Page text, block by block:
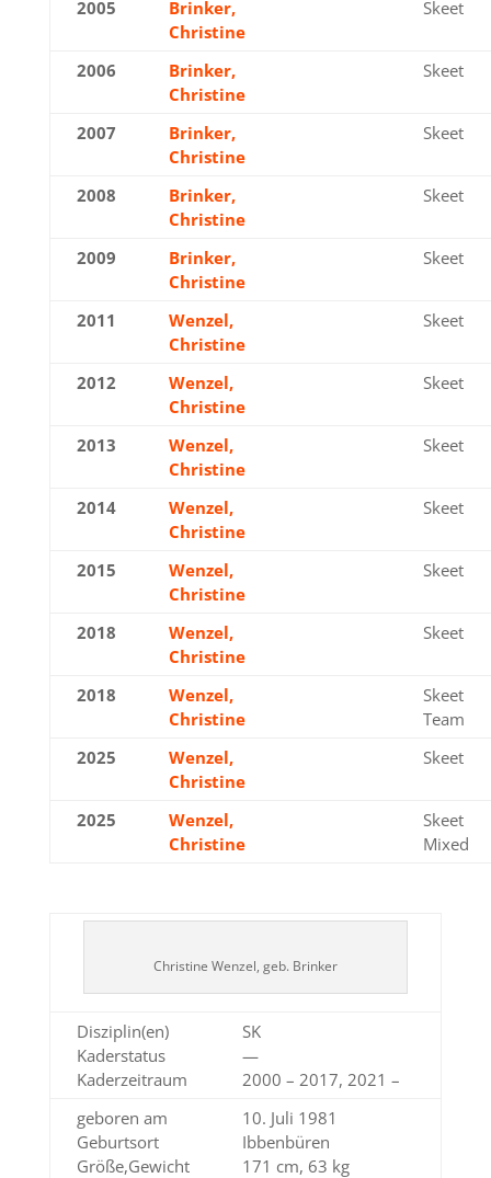
2005
Brinker,
Christine
Skeet
2006
Brinker,
Christine
Skeet
2007
Brinker,
Christine
Skeet
2008
Brinker,
Christine
Skeet
2009
Brinker,
Christine
Skeet
2011
Wenzel,
Christine
Skeet
2012
Wenzel,
Christine
Skeet
2013
Wenzel,
Christine
Skeet
2014
Wenzel,
Christine
Skeet
2015
Wenzel,
Christine
Skeet
2018
Wenzel,
Christine
Skeet
2018
Wenzel,
Christine
Skeet
Team
2025
Wenzel,
Christine
Skeet
2025
Wenzel,
Christine
Skeet
Mixed
Christine Wenzel, geb. Brinker
Disziplin(en)
Kaderstatus
Kaderzeitraum
SK
—
2000 – 2017, 2021 –
geboren am
Geburtsort
Größe,Gewicht
10. Juli 1981
Ibbenbüren
171 cm, 63 kg